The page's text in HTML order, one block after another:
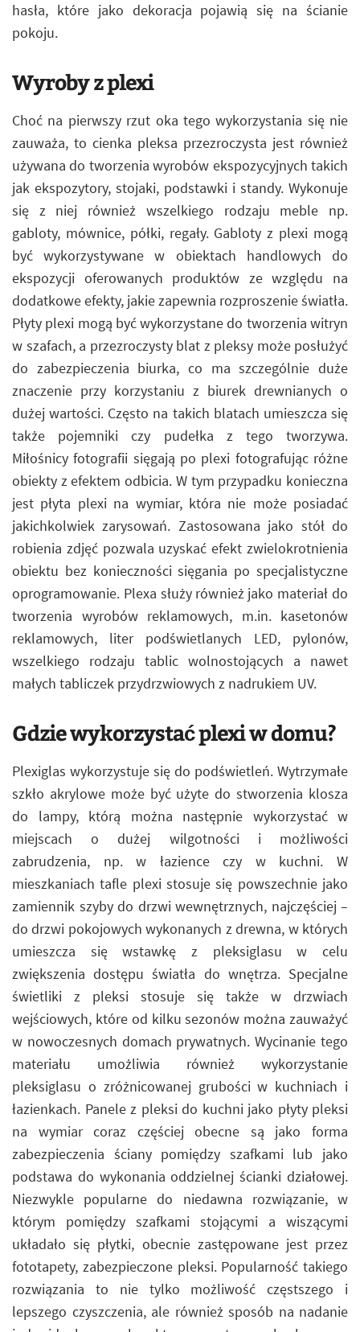
hasła, które jako dekoracja pojawią się na ścianie
pokoju.
Wyroby z plexi
Choć na pierwszy rzut oka tego wykorzystania się nie
zauważa, to cienka pleksa przezroczysta jest również
używana do tworzenia wyrobów ekspozycyjnych takich
jak ekspozytory, stojaki, podstawki i standy. Wykonuje
się z niej również wszelkiego rodzaju meble np.
gabloty, mównice, półki, regały. Gabloty z plexi mogą
być wykorzystywane w obiektach handlowych do
ekspozycji oferowanych produktów ze względu na
dodatkowe efekty, jakie zapewnia rozproszenie światła.
Płyty plexi mogą być wykorzystane do tworzenia witryn
w szafach, a przezroczysty blat z pleksy może posłużyć
do zabezpieczenia biurka, co ma szczególnie duże
znaczenie przy korzystaniu z biurek drewnianych o
dużej wartości. Często na takich blatach umieszcza się
także pojemniki czy pudełka z tego tworzywa.
Miłośnicy fotografii sięgają po plexi fotografując różne
obiekty z efektem odbicia. W tym przypadku konieczna
jest płyta plexi na wymiar, która nie może posiadać
jakichkolwiek zarysowań. Zastosowana jako stół do
robienia zdjęć pozwala uzyskać efekt zwielokrotnienia
obiektu bez konieczności sięgania po specjalistyczne
oprogramowanie. Plexa służy również jako materiał do
tworzenia wyrobów reklamowych, m.in. kasetonów
reklamowych, liter podświetlanych LED, pylonów,
wszelkiego rodzaju tablic wolnostojących a nawet
małych tabliczek przydrzwiowych z nadrukiem UV.
Gdzie wykorzystać plexi w domu?
Plexiglas wykorzystuje się do podświetleń. Wytrzymałe
szkło akrylowe może być użyte do stworzenia klosza
do lampy, którą można następnie wykorzystać w
miejscach o dużej wilgotności i możliwości
zabrudzenia, np. w łazience czy w kuchni. W
mieszkaniach tafle plexi stosuje się powszechnie jako
zamiennik szyby do drzwi wewnętrznych, najczęściej –
do drzwi pokojowych wykonanych z drewna, w których
umieszcza się wstawkę z pleksiglasu w celu
zwiększenia dostępu światła do wnętrza. Specjalne
świetliki z pleksi stosuje się także w drzwiach
wejściowych, które od kilku sezonów można zauważyć
w nowoczesnych domach prywatnych. Wycinanie tego
materiału umożliwia również wykorzystanie
pleksiglasu o zróżnicowanej grubości w kuchniach i
łazienkach. Panele z pleksi do kuchni jako płyty pleksi
na wymiar coraz częściej obecne są jako forma
zabezpieczenia ściany pomiędzy szafkami lub jako
podstawa do wykonania oddzielnej ścianki działowej.
Niezwykle popularne do niedawna rozwiązanie, w
którym pomiędzy szafkami stojącymi a wiszącymi
układało się płytki, obecnie zastępowane jest przez
fototapety, zabezpieczone pleksi. Popularność takiego
rozwiązania to nie tylko możliwość częstszego i
lepszego czyszczenia, ale również sposób na nadanie